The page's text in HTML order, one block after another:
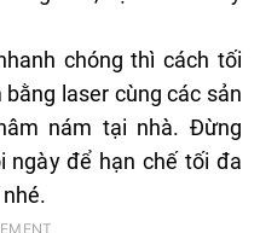
chóng thì cách tối
laser cùng các sản
nám tại nhà. Đừng
ngày để hạn chế tối đa